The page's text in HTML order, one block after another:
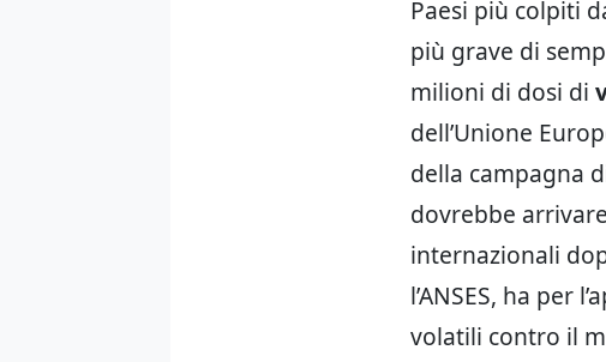
Paesi più colpiti
più grave di
milioni di dosi di
dell’Unione
della campagna
dovrebbe
internazionali
l’ANSES, ha per
volatili contro il